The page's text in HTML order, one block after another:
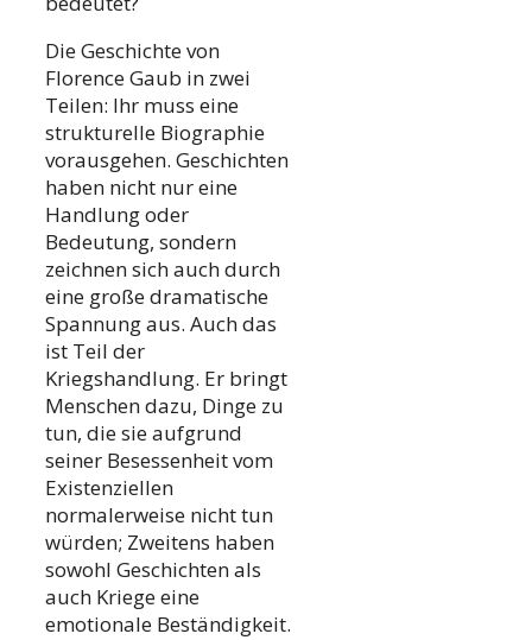
Die Geschichte von
Florence Gaub in zwei
Teilen: Ihr muss eine
strukturelle Biographie
vorausgehen. Geschichten
haben nicht nur eine
Handlung oder
Bedeutung, sondern
zeichnen sich auch durch
eine große dramatische
Spannung aus. Auch das
ist Teil der
Kriegshandlung. Er bringt
Menschen dazu, Dinge zu
tun, die sie aufgrund
seiner Besessenheit vom
Existenziellen
normalerweise nicht tun
würden; Zweitens haben
sowohl Geschichten als
auch Kriege eine
emotionale Beständigkeit.